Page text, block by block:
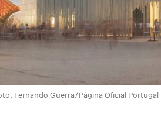
Fernando Guerra/Página Oficial Portugal